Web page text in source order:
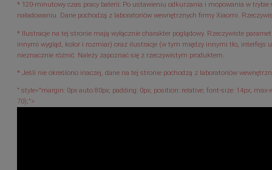
* 120-minutowy czas pracy baterii: Po ustawieniu odkurzania i mopowania w trybie
naładowaniu. Dane pochodzą z laboratoriów wewnętrznych firmy Xiaomi.
* Ilustracje na tej stronie mają wyłącznie charakter poglądowy. Rzeczywiste
innymi wygląd, kolor i rozmiar) oraz ilustracje (w tym między innymi tło, interfejs
nieznacznie różnić. Należy zapoznać się z rzeczywistym produktem.
* Jeśli nie określono inaczej, dane na tej stronie pochodzą z laboratoriów
" style="margin: 0px auto 80px; padding: 0px; position: relative; font-size: 14px;
70);">